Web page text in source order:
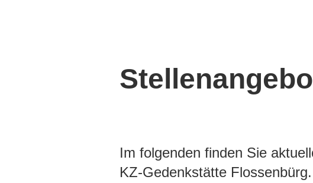
Im folgenden finden Sie
KZ-Gedenkstätte Flossenbürg.